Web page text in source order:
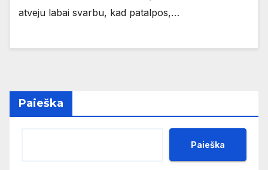
atveju labai svarbu, kad patalpos,…
Paieška
Paieška